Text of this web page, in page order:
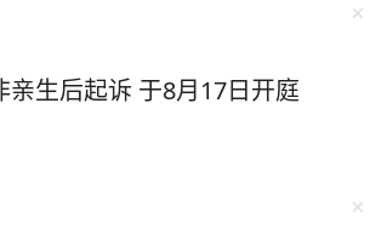
生后起诉 于8月17日开庭